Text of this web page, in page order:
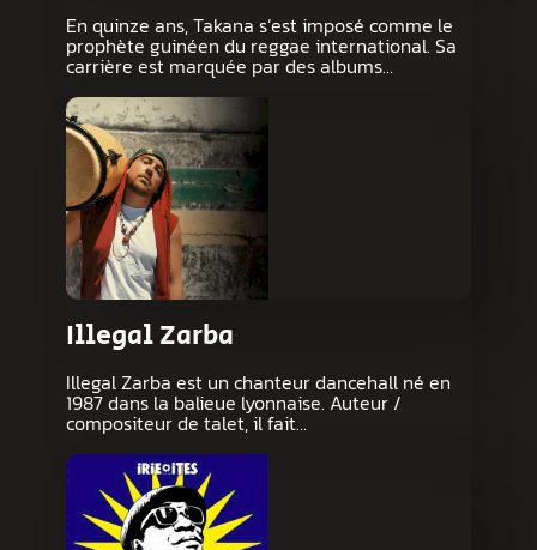
En quinze ans, Takana s’est imposé comme le
prophète guinéen du reggae international. Sa
carrière est marquée par des albums…
Illegal Zarba
Illegal Zarba est un chanteur dancehall né en
1987 dans la balieue lyonnaise. Auteur /
compositeur de talet, il fait…